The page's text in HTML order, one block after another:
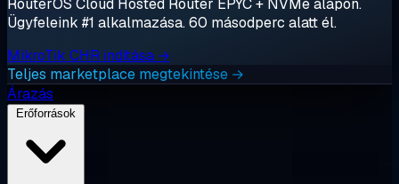
RouterOS Cloud Hosted Router EPYC + NVMe alapon.
Ügyfeleink #1 alkalmazása. 60 másodperc alatt él.
MikroTik CHR indítása →
Teljes marketplace megtekintése →
Árazás